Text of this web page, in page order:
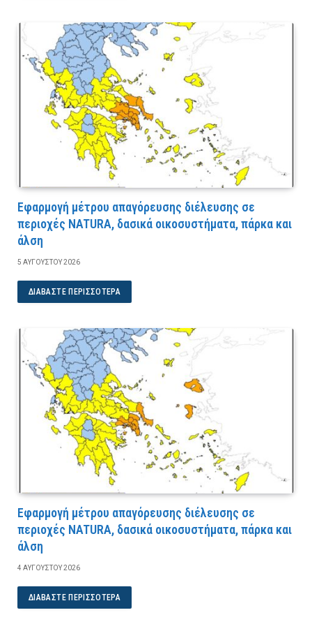
Εφαρμογή μέτρου απαγόρευσης διέλευσης σε
περιοχές NATURA, δασικά οικοσυστήματα, πάρκα και
άλση
5 ΑΥΓΟΎΣΤΟΥ 2026
ΔΙΑΒΆΣΤΕ ΠΕΡΙΣΣΌΤΕΡΑ
Εφαρμογή μέτρου απαγόρευσης διέλευσης σε
περιοχές NATURA, δασικά οικοσυστήματα, πάρκα και
άλση
4 ΑΥΓΟΎΣΤΟΥ 2026
ΔΙΑΒΆΣΤΕ ΠΕΡΙΣΣΌΤΕΡΑ